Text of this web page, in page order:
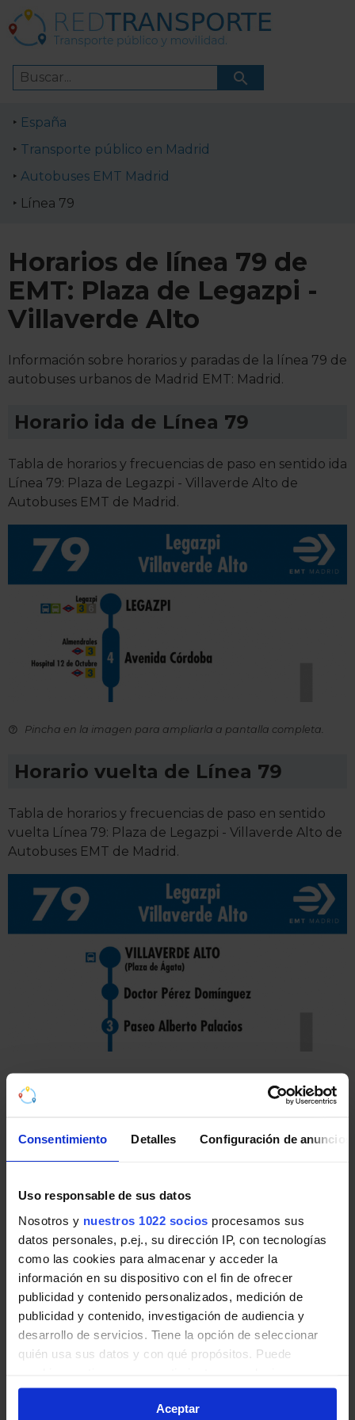
Consentimiento Detalles Configuración de anuncios
Uso responsable de sus datos
Nosotros y nuestros 1022 socios procesamos sus
datos personales, p.ej., su dirección IP, con tecnologías
como las cookies para almacenar y acceder la
información en su dispositivo con el fin de ofrecer
publicidad y contenido personalizados, medición de
publicidad y contenido, investigación de audiencia y
desarrollo de servicios. Tiene la opción de seleccionar
quién usa sus datos y con qué propósitos. Puede
momento desde la Declaración de cookies o clicando en
el Menú de consentimiento.Aceptar
España
Transporte público en Madrid
Autobuses EMT Madrid
Línea 79
Horarios de línea 79 de
EMT: Plaza de Legazpi -
Villaverde Alto
Información sobre horarios y paradas de la línea 79 de
autobuses urbanos de Madrid EMT: Madrid.
Horario ida de Línea 79
Tabla de horarios y frecuencias de paso en sentido ida
Línea 79: Plaza de Legazpi - Villaverde Alto de
Autobuses EMT de Madrid.
Pincha en la imagen para ampliarla a pantalla completa.
Horario vuelta de Línea 79
Tabla de horarios y frecuencias de paso en sentido
vuelta Línea 79: Plaza de Legazpi - Villaverde Alto de
Autobuses EMT de Madrid.
Noticias, novedades e incidencias en las líneas de EMT
Obras: Vía de servicio M607 acceso a
Hospital Ramón y Cajal. Afectadas 4 líneas
de EMT.
Del 8 al 10 de agosto, de 0:00 a 6:00 horas
aproximadamente, las líneas 125, 165, 166 y BR1
tendrán retenciones y modificaciones en sus
itinerarios en vía de servicio M607 acceso a
EMT Madrid | 05 agosto de 2026